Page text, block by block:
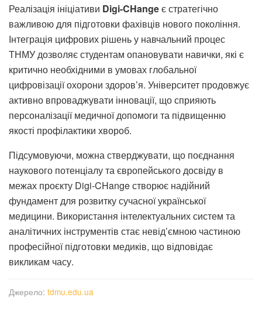
Реалізація ініціативи Digi-CHangeє стратегічно
важливою для підготовки фахівців нового покоління.
Інтеграція цифрових рішень у навчальний процес
ТНМУ дозволяє студентам опановувати навички, які є
критично необхідними в умовах глобальної
цифровізації охорони здоров’я. Університет продовжує
активно впроваджувати інновації, що сприяють
персоналізації медичної допомоги та підвищенню
якості профілактики хвороб.
Підсумовуючи, можна стверджувати, що поєднання
наукового потенціалу та європейського досвіду в
межах проєкту Digi-CHange створює надійний
фундамент для розвитку сучасної української
медицини. Використання інтелектуальних систем та
аналітичних інструментів стає невід’ємною частиною
професійної підготовки медиків, що відповідає
викликам часу.
Джерело: tdmu.edu.ua